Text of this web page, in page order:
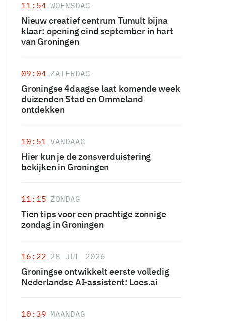
11:54 WOENSDAG
Nieuw creatief centrum Tumult bijna
klaar: opening eind september in hart
van Groningen
09:04 ZATERDAG
Groningse 4daagse laat komende week
duizenden Stad en Ommeland
ontdekken
10:51 VANDAAG
Hier kun je de zonsverduistering
bekijken in Groningen
11:15 ZONDAG
Tien tips voor een prachtige zonnige
zondag in Groningen
16:22 28 JUL 2026
Groningse ontwikkelt eerste volledig
Nederlandse AI-assistent: Loes.ai
10:39 MAANDAG